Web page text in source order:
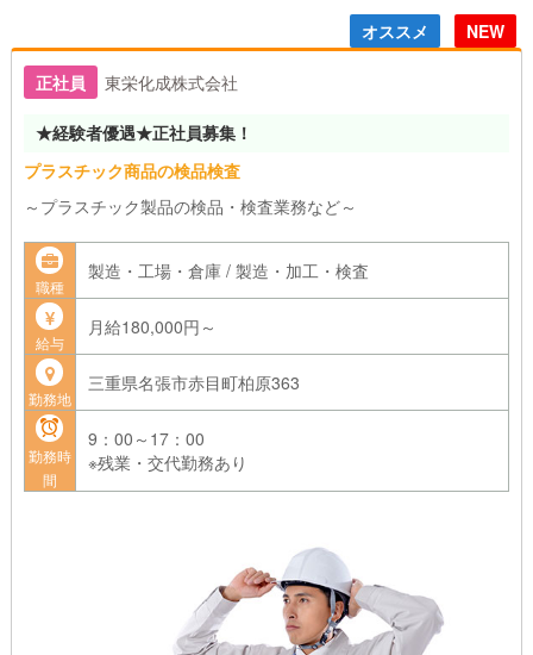
正社員 東栄化成株式会社
オススメ NEW
★経験者優遇★正社員募集！
プラスチック商品の検品検査
～プラスチック製品の検品・検査業務など～
職種
製造・工場・倉庫 / 製造・加工・検査
給与
月給180,000円～
勤務地
三重県名張市赤目町柏原363
勤務時
間
9：00～17：00
※残業・交代勤務あり